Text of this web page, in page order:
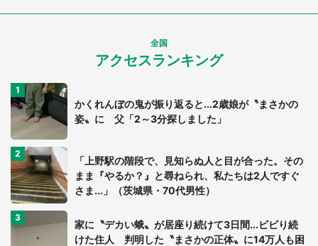
全国
アクセスランキング
かくれんぼの鬼が振り返ると...2歳娘が〝まさかの
姿〟に 父「2～3分探しました」
「上野駅の階段で、見知らぬ人と目が合った。その
まま『やるか？』と尋ねられ、私たちは2人ですぐ
さま...」（茨城県・70代男性）
家に〝デカい蛾〟が居座り続けて3日間...ビビり続
けた住人 判明した〝まさかの正体〟に14万人も困